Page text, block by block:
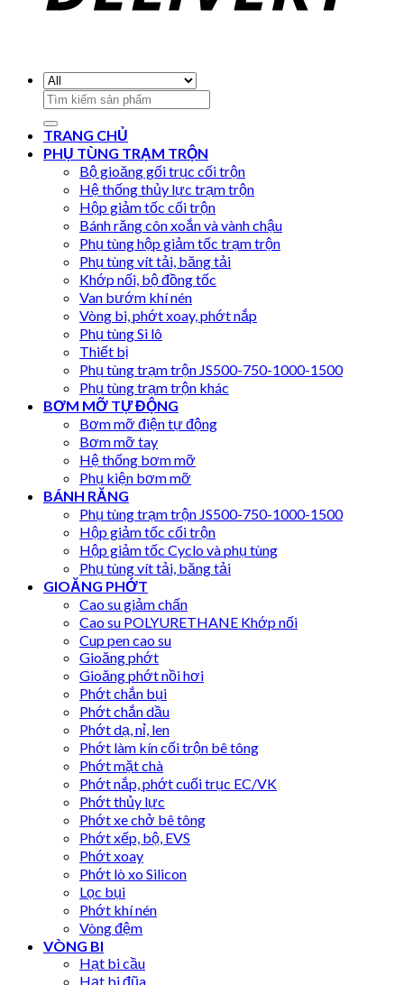
Search
for:
TRANG CHỦ
PHỤ TÙNG TRẠM TRỘN
Bộ gioăng gối trục cối trộn
Hệ thống thủy lực trạm trộn
Hộp giảm tốc cối trộn
Bánh răng côn xoắn và vành chậu
Phụ tùng hộp giảm tốc trạm trộn
Phụ tùng vít tải, băng tải
Khớp nối, bộ đồng tốc
Van bướm khí nén
Vòng bi, phớt xoay, phớt nắp
Phụ tùng Si lô
Thiết bị
Phụ tùng trạm trộn JS500-750-1000-1500
Phụ tùng trạm trộn khác
BƠM MỠ TỰ ĐỘNG
Bơm mỡ điện tự động
Bơm mỡ tay
Hệ thống bơm mỡ
Phụ kiện bơm mỡ
BÁNH RĂNG
Phụ tùng trạm trộn JS500-750-1000-1500
Hộp giảm tốc cối trộn
Hộp giảm tốc Cyclo và phụ tùng
Phụ tùng vít tải, băng tải
GIOĂNG PHỚT
Cao su giảm chấn
Cao su POLYURETHANE Khớp nối
Cup pen cao su
Gioăng phớt
Gioăng phớt nồi hơi
Phớt chắn bụi
Phớt chắn dầu
Phớt dạ, nỉ, len
Phớt làm kín cối trộn bê tông
Phớt mặt chà
Phớt nắp, phớt cuối trục EC/VK
Phớt thủy lực
Phớt xe chở bê tông
Phớt xếp, bộ, EVS
Phớt xoay
Phớt lò xo Silicon
Lọc bụi
Phớt khí nén
Vòng đệm
VÒNG BI
Hạt bi cầu
Hạt bi đũa